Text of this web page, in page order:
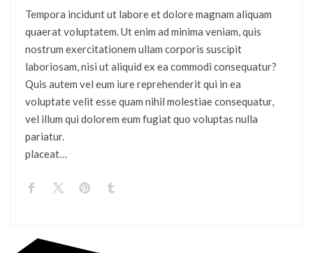
Tempora incidunt ut labore et dolore magnam aliquam
quaerat voluptatem. Ut enim ad minima veniam, quis
nostrum exercitationem ullam corporis suscipit
laboriosam, nisi ut aliquid ex ea commodi consequatur?
Quis autem vel eum iure reprehenderit qui in ea
voluptate velit esse quam nihil molestiae consequatur,
vel illum qui dolorem eum fugiat quo voluptas nulla
pariatur.
placeat…